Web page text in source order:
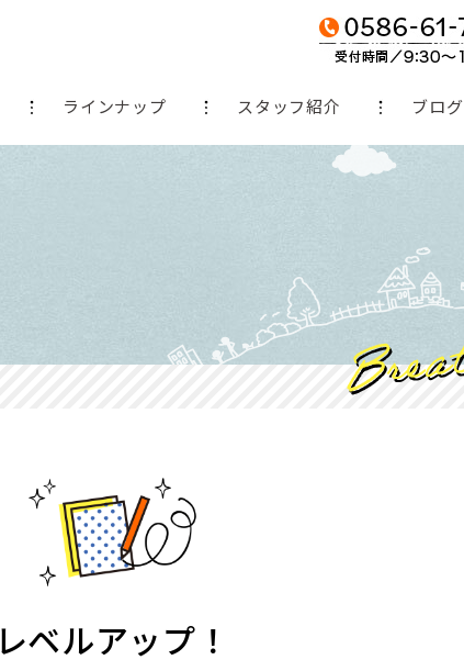
ラインナップ スタッフ紹介 ブログ
レベルアップ！